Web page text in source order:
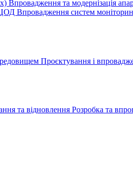
Впровадження та модернізація
ЦОД Впровадження систем
Проєктування і
та відновлення Розробка та